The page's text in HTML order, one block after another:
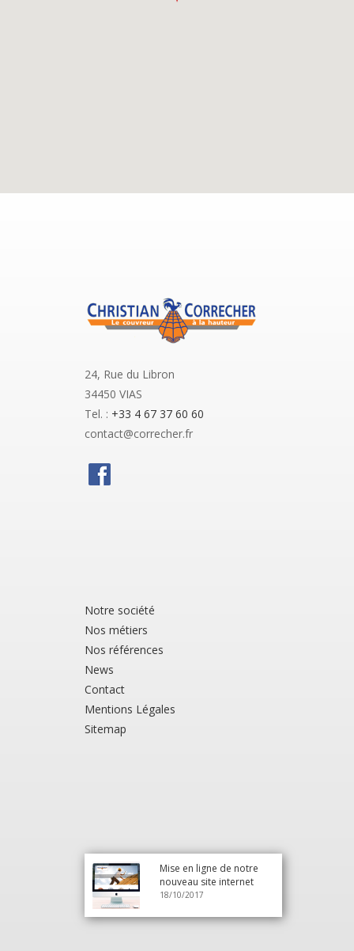
24, Rue du Libron
34450 VIAS
Tel. : +33 4 67 37 60 60
contact@correcher.fr
Notre société
Nos métiers
Nos références
News
Contact
Mentions Légales
Sitemap
Mise en ligne de notre
nouveau site internet
18/10/2017